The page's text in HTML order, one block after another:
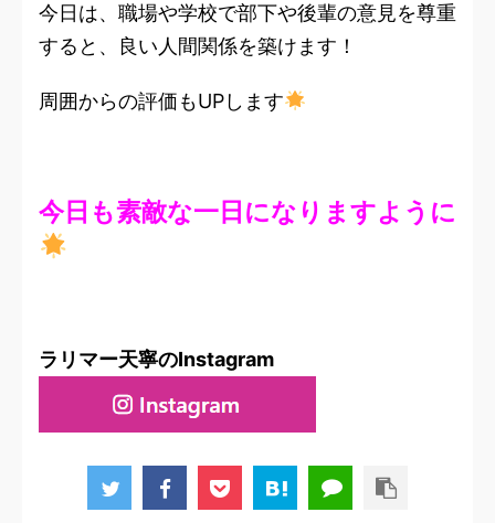
今日は、職場や学校で部下や後輩の意見を尊重
すると、良い人間関係を築けます！
周囲からの評価もUPします
今日も素敵な一日になりますように
ラリマー天寧のInstagram